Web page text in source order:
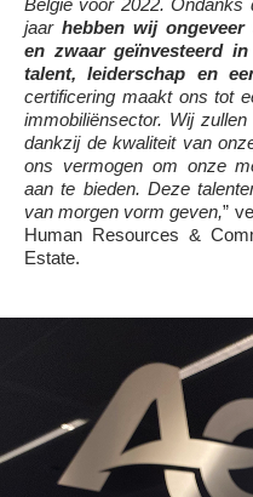
België voor 2022.
jaar hebben wij ongeveer
en zwaar geïnvesteerd
talent, leiderschap en
certificering maakt ons tot
immobiliënsector. Wij
dankzij de kwaliteit van
ons vermogen om onze
aan te bieden. Deze
van morgen vorm geven,”
Human Resources &
Estate.